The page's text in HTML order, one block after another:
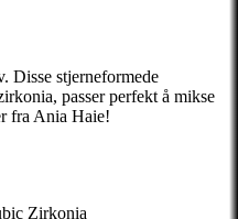
Disse stjerneformede
passer perfekt å mikse
fra Ania Haie!
Zirkonia